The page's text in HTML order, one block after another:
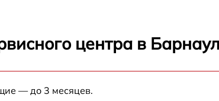
от 60 мин
центра в
— до 3 месяцев.